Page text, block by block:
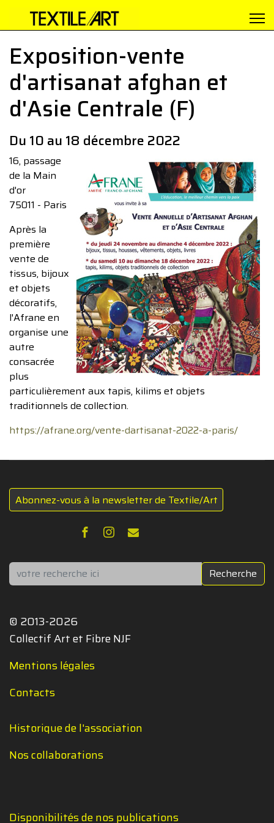
Exposition-vente
d'artisanat afghan et
d'Asie Centrale (F)
Du 10 au 18 décembre 2022
16, passage
de la Main
d'or
75011 - Paris
Après la
première
vente de
tissus, bijoux
et objets
décoratifs,
l'Afrane en
organise une
autre
consacrée
plus
particulièrement aux tapis, kilims et objets
traditionnels de collection.
https://afrane.org/vente-dartisanat-2022-a-paris/
Abonnez-vous à la newsletter de Textile/Art
Rechercher Recherche
© 2013-2026
Collectif Art et Fibre NJF
Mentions légales
Contacts
Historique de l'association
Nos collaborations
Disponibilités de nos publications